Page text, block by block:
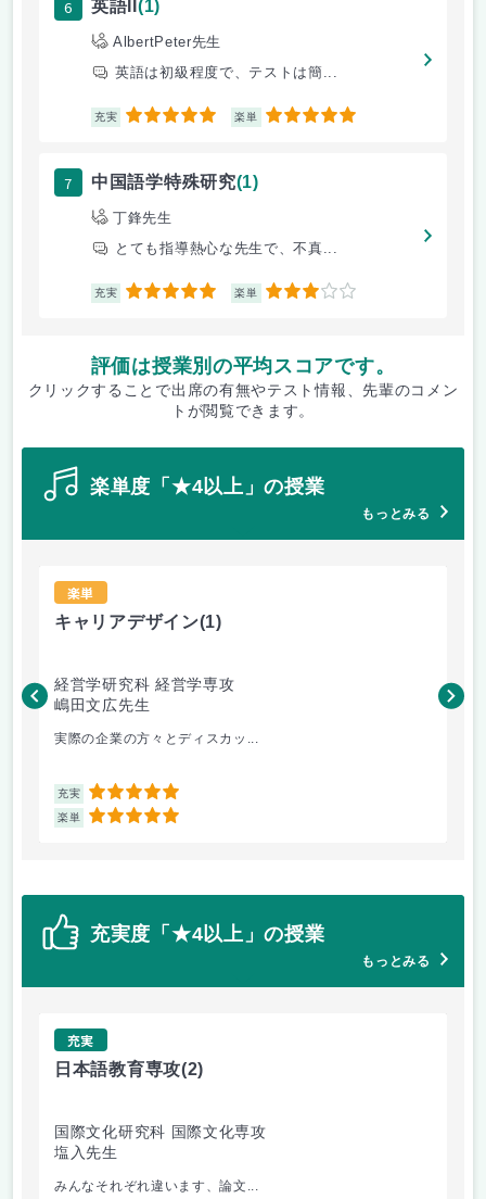
6 英語II (1)
AlbertPeter先生
英語は初級程度で、テストは簡...
充実 5 楽単 5
7 中国語学特殊研究(1)
丁鋒先生
とても指導熱心な先生で、不真...
充実 5 楽単 3
評価は授業別の平均スコアです。
クリックすることで出席の有無やテスト情報、先輩のコメン
トが閲覧できます。
楽単度「★4以上」の授業
もっとみる
楽単
キャリアデザイン(1)
経営学研究科 経営学専攻
嶋田文広先生
実際の企業の方々とディスカッ...
充実 5
楽単 5
佐
充実度「★4以上」の授業
もっとみる
充実
日本語教育専攻(2)
国際文化研究科 国際文化専攻
塩入先生
みんなそれぞれ違います、論文...